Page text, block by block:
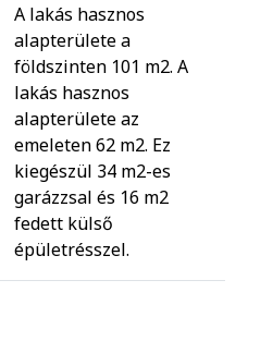
A lakás hasznos
alapterülete a
földszinten 101 m2. A
lakás hasznos
alapterülete az
emeleten 62 m2. Ez
kiegészül 34 m2-es
garázzsal és 16 m2
fedett külső
épületrésszel.